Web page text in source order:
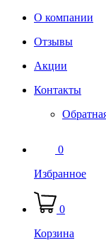
О компании
Отзывы
Акции
Контакты
0
Избранное
0
Корзина